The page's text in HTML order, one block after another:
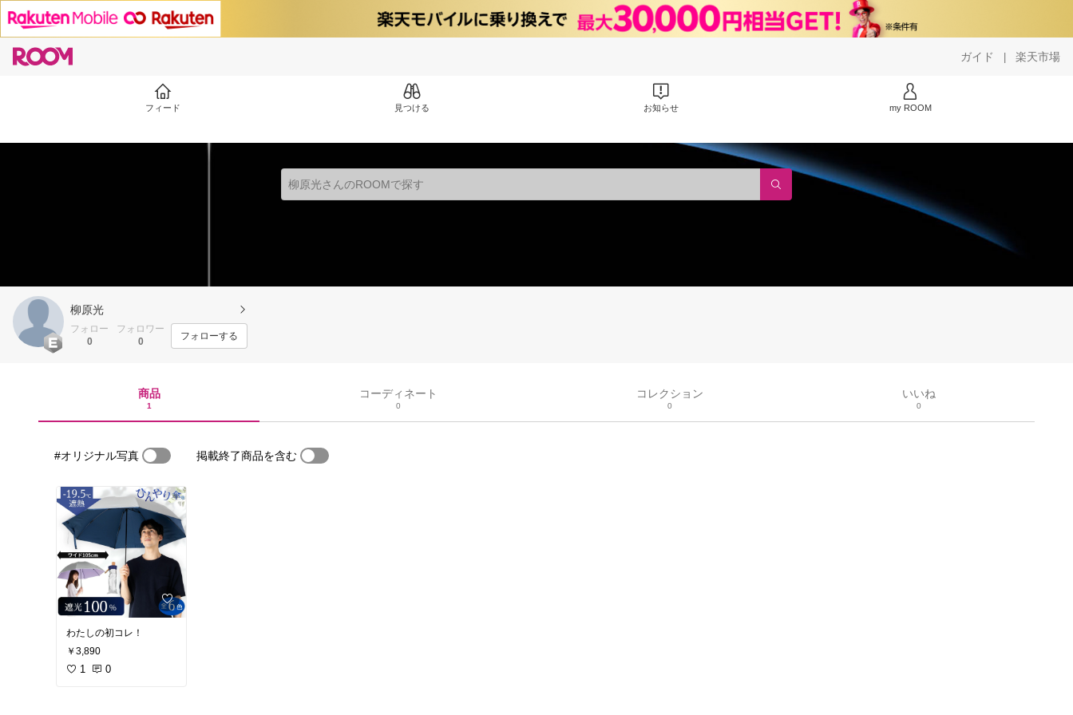
ガイド | 楽天市場
フィード 見つける お知らせ my ROOM
柳原光
フォロー
0
フォロワー
0
フォローする
商品
1
コーディネート
0
コレクション
0
いいね
0
#オリジナル写真 掲載終了商品を含む
わたしの初コレ！
￥3,890
1 0